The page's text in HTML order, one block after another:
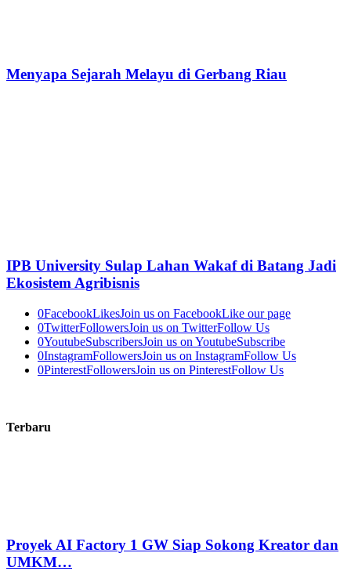
Menyapa Sejarah Melayu di Gerbang Riau
IPB University Sulap Lahan Wakaf di Batang Jadi
Ekosistem Agribisnis
0FacebookLikesJoin us on FacebookLike our page
0TwitterFollowersJoin us on TwitterFollow Us
0YoutubeSubscribersJoin us on YoutubeSubscribe
0InstagramFollowersJoin us on InstagramFollow Us
0PinterestFollowersJoin us on PinterestFollow Us
Terbaru
Proyek AI Factory 1 GW Siap Sokong Kreator dan
UMKM…